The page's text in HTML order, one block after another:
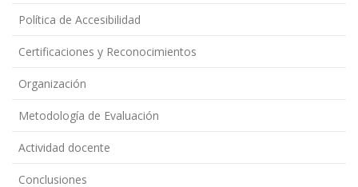
Política de Accesibilidad
Certificaciones y Reconocimientos
Organización
Metodología de Evaluación
Actividad docente
Conclusiones